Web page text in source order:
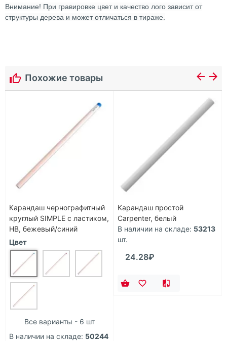
Внимание! При гравировке цвет и качество лого зависит от
структуры дерева и может отличаться в тираже.
Похожие товары
Карандаш чернографитный
круглый SIMPLE с ластиком,
HB, бежевый/синий
Цвет
Все варианты - 6 шт
В наличии на складе: 50244
Карандаш простой
Carpenter, белый
В наличии на складе: 53213
шт.
24.28₽